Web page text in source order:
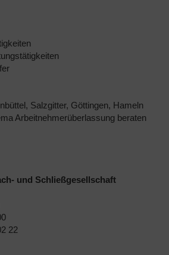
Salzgitter, Göttingen, Hameln
Arbeitnehmerüberlassung beraten
und Schließgesellschaft
22